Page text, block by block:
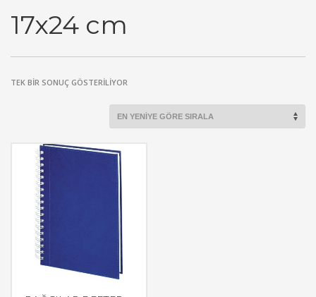
17x24 cm
TEK BIR SONUÇ GÖSTERILIYOR